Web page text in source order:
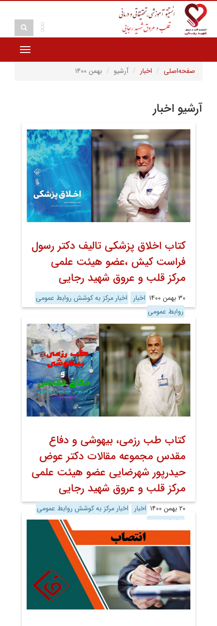
Toggle
صفحه‌اصلی
اخبار آرشیو بهمن ۱۴۰۰
آرشیو اخبار
کتاب اخلاق پزشکی تالیف دکتر رسول
فراست کیش ،عضو هیئت علمی
مرکز قلب و عروق شهید رجایی
۳۰ بهمن ۱۴۰۰ اخبار
اخبار مرکز به کوشش روابط عمومی
روابط عمومی
کتاب طب رزمی، بیهوشی و دفاع
مقدس مجموعه مقالات دکتر عوض
حیدرپور شهرضایی عضو هیئت علمی
مرکز قلب و عروق شهید رجایی
۲۰ بهمن ۱۴۰۰ اخبار
اخبار مرکز به کوشش روابط عمومی
روابط عمومی